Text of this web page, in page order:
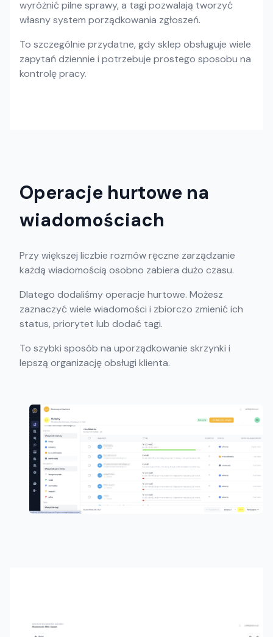
wyróżnić pilne sprawy, a tagi pozwalają tworzyć
własny system porządkowania zgłoszeń.
To szczególnie przydatne, gdy sklep obsługuje wiele
zapytań dziennie i potrzebuje prostego sposobu na
kontrolę pracy.
Operacje hurtowe na
wiadomościach
Przy większej liczbie rozmów ręczne zarządzanie
każdą wiadomością osobno zabiera dużo czasu.
Dlatego dodaliśmy operacje hurtowe. Możesz
zaznaczyć wiele wiadomości i zbiorczo zmienić ich
status, priorytet lub dodać tagi.
To szybki sposób na uporządkowanie skrzynki i
lepszą organizację obsługi klienta.